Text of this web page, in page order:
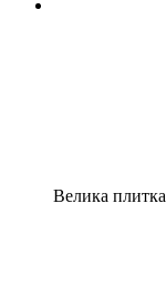
Велика плитка